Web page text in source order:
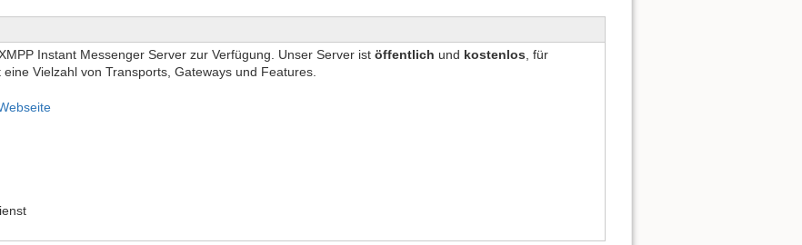
Instant Messenger Server zur Verfügung. Unser Server ist öffentlich und kostenlos , für
Vielzahl von Transports, Gateways und Features.